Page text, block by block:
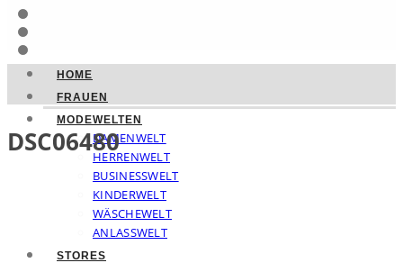
HOME
FRAUEN
MODEWELTEN
DAMENWELT
HERRENWELT
BUSINESSWELT
KINDERWELT
WÄSCHEWELT
ANLASSWELT
STORES
DSC06480